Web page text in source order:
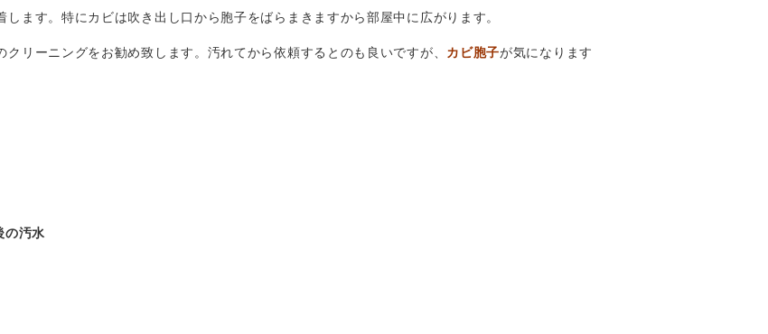
ます。特にカビは吹き出し口から胞子をばらまきますから部屋中に広がります。
リーニングをお勧め致します。汚れてから依頼するとのも良いですが、 カビ胞子が気になります
の汚水